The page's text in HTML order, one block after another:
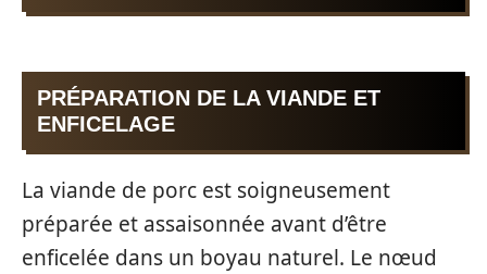
PRÉPARATION DE LA VIANDE ET
ENFICELAGE
La viande de porc est soigneusement
préparée et assaisonnée avant d’être
enficelée dans un boyau naturel. Le nœud